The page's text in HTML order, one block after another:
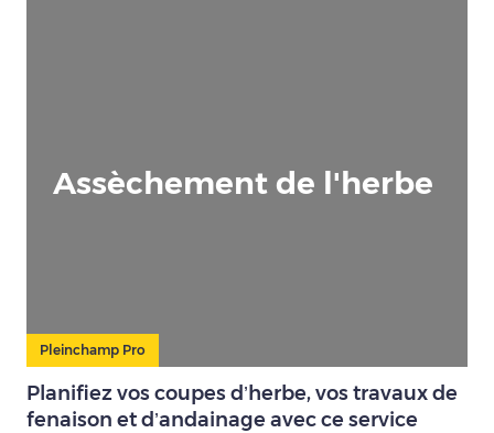
Assèchement de l'herbe
Pleinchamp Pro
Planifiez vos coupes d’herbe, vos travaux de
fenaison et d’andainage avec ce service